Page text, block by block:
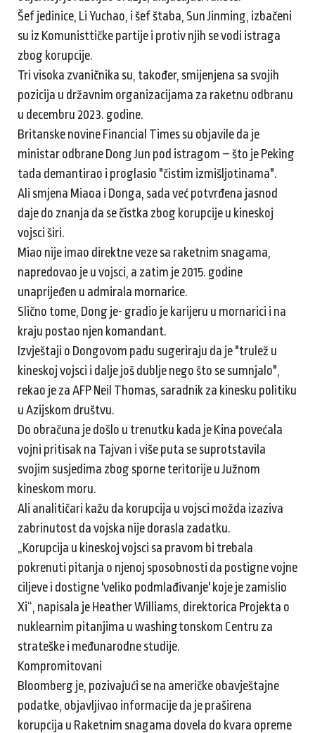
Šef jedinice, Li Yuchao, i šef štaba, Sun Jinming, izbačeni
su iz Komunisttičke partije i protiv njih se vodi istraga
zbog korupcije.
Tri visoka zvaničnika su, također, smijenjena sa svojih
pozicija u državnim organizacijama za raketnu odbranu
u decembru 2023. godine.
Britanske novine Financial Times su objavile da je
ministar odbrane Dong Jun pod istragom – što je Peking
tada demantirao i proglasio "čistim izmišljotinama".
Ali smjena Miaoa i Donga, sada već potvrđena jasnod
daje do znanja da se čistka zbog korupcije u kineskoj
vojsci širi.
Miao nije imao direktne veze sa raketnim snagama,
napredovao je u vojsci, a zatim je 2015. godine
unaprijeđen u admirala mornarice.
Slično tome, Dong je- gradio je karijeru u mornarici i na
kraju postao njen komandant.
Izvještaji o Dongovom padu sugeriraju da je "trulež u
kineskoj vojsci i dalje još dublje nego što se sumnjalo",
rekao je za AFP Neil Thomas, saradnik za kinesku politiku
u Azijskom društvu.
Do obračuna je došlo u trenutku kada je Kina povećala
vojni pritisak na Tajvan i više puta se suprotstavila
svojim susjedima zbog sporne teritorije u Južnom
kineskom moru.
Ali analitičari kažu da korupcija u vojsci možda izaziva
zabrinutost da vojska nije dorasla zadatku.
„Korupcija u kineskoj vojsci sa pravom bi trebala
pokrenuti pitanja o njenoj sposobnosti da postigne vojne
ciljeve i dostigne 'veliko podmlađivanje' koje je zamislio
Xi“, napisala je Heather Williams, direktorica Projekta o
nuklearnim pitanjima u washingtonskom Centru za
strateške i međunarodne studije.
Kompromitovani
Bloomberg je, pozivajući se na američke obavještajne
podatke, objavljivao informacije da je praširena
korupcija u Raketnim snagama dovela do kvara opreme